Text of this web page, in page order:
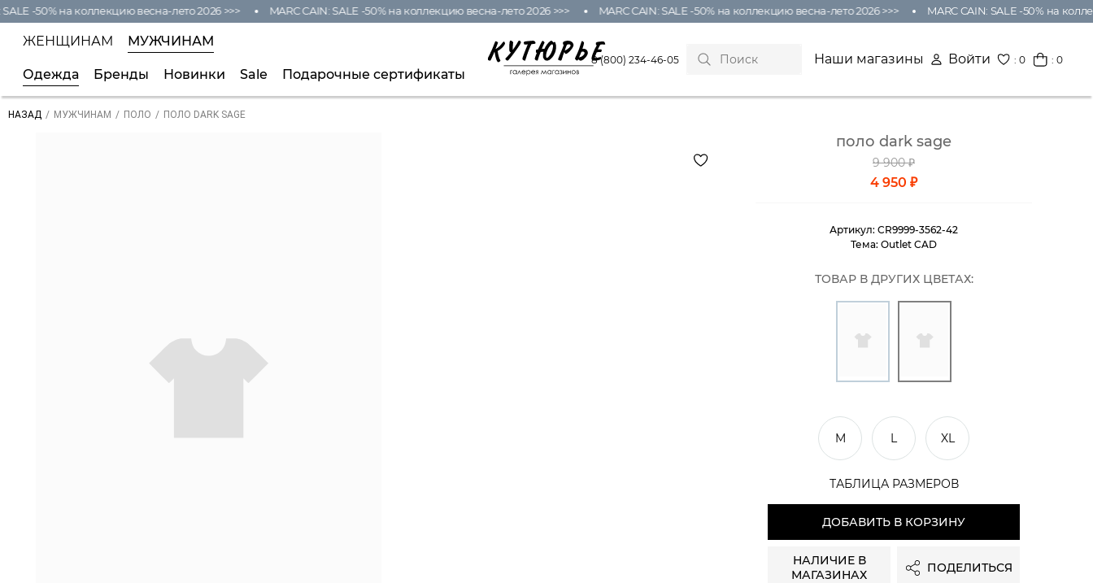
-50% на коллекцию весна-лето 2026 >>> MARC CAIN: SALE -50% на коллекцию весна-лето 2026 >>> MARC CAIN: SALE -50% на коллекцию весна-лето 2026 >>> MARC CAIN: SALE -50% на
ЖЕНЩИНАМ МУЖЧИНАМ
Одежда Бренды Новинки Sale Подарочные сертификаты
8 (800) 234-46-05 Наши магазины Войти :0 : 0
НАЗАД / МУЖЧИНАМ / ПОЛО / ПОЛО DARK SAGE
поло dark sage
9 900 ₽
4 950 ₽
Артикул:CR9999-3562-42
Тема:Outlet CAD
ТОВАР В ДРУГИХ ЦВЕТАХ:
M L XL
ТАБЛИЦА РАЗМЕРОВ
ДОБАВИТЬ В КОРЗИНУ
НАЛИЧИЕ В
МАГАЗИНАХ
ПОДЕЛИТЬСЯ